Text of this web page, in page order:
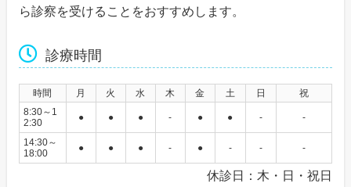
ら診察を受けることをおすすめします。
診療時間
時間 月 火 水 木 金 土 日
祝
8:30～1
2:30
● ● ● - ● ● - -
14:30～
18:00
● ● ● - ● - - -
休診日：木・日・祝日